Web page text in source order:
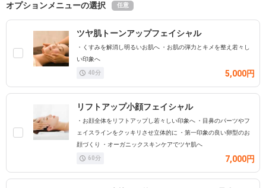
オプションメニューの選択 任意
ツヤ肌トーンアップフェイシャル
・くすみを解消し明るいお肌へ ・お肌の弾力とキメを整え若々し
い印象へ
40分 5,000円
リフトアップ小顔フェイシャル
・お顔全体をリフトアップし若々しい印象へ ・目鼻のパーツやフ
ェイスラインをクッキリさせ立体的に ・第一印象の良い卵型のお
顔づくり ・オーガニックスキンケアでツヤ肌へ
60分 7,000円